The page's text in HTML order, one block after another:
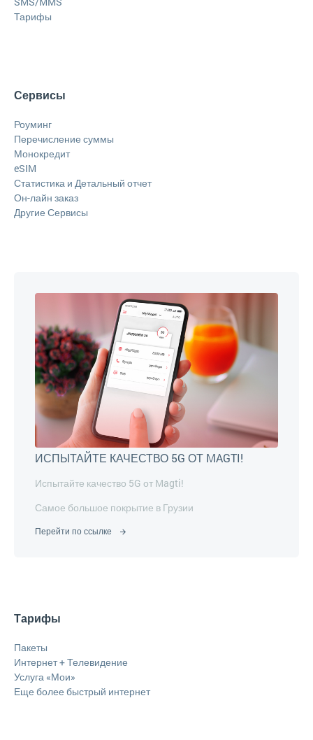
Тарифы
Сервисы
Роуминг
Перечисление суммы
Монокредит
eSIM
Статистика и Детальный отчет
Он-лайн заказ
Другие Сервисы
ИСПЫТАЙТЕ КАЧЕСТВО 5G ОТ MAGTI!
Испытайте качество 5G от Magti!
Самое большое покрытие в Грузии
Перейти по ссылке
Тарифы
Пакеты
Интернет + Телевидение
Услуга «Мои»
Еще более быстрый интернет